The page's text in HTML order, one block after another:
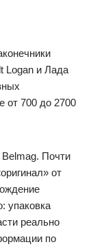
Logan и Лада
от 700 до 2700
Почти
от
упаковка
реально
по